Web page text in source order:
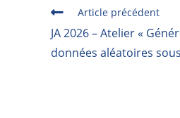
Article précédent
JA 2026 – Atelier «
données aléatoires